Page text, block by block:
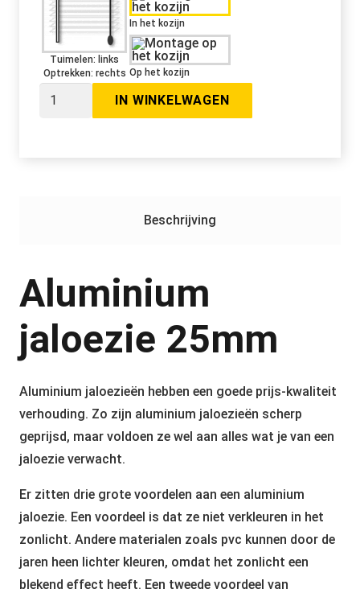
Tuimelen: links
Optrekken: rechts
In het kozijn
Op het kozijn
Aluminium
IN WINKELWAGEN
Beschrijving
Aluminium
jaloezie 25mm
Aluminium jaloezieën hebben een goede prijs-kwaliteit
verhouding. Zo zijn aluminium jaloezieën scherp
geprijsd, maar voldoen ze wel aan alles wat je van een
jaloezie verwacht.
Er zitten drie grote voordelen aan een aluminium
jaloezie. Een voordeel is dat ze niet verkleuren in het
zonlicht. Andere materialen zoals pvc kunnen door de
jaren heen lichter kleuren, omdat het zonlicht een
blekend effect heeft. Een tweede voordeel van